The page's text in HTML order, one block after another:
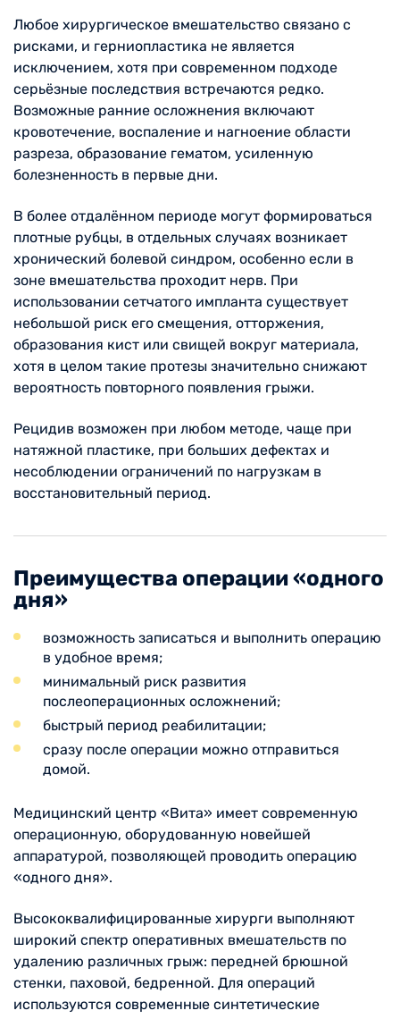
Любое хирургическое вмешательство связано с
рисками, и герниопластика не является
исключением, хотя при современном подходе
серьёзные последствия встречаются редко.
Возможные ранние осложнения включают
кровотечение, воспаление и нагноение области
разреза, образование гематом, усиленную
болезненность в первые дни.
В более отдалённом периоде могут формироваться
плотные рубцы, в отдельных случаях возникает
хронический болевой синдром, особенно если в
зоне вмешательства проходит нерв. При
использовании сетчатого импланта существует
небольшой риск его смещения, отторжения,
образования кист или свищей вокруг материала,
хотя в целом такие протезы значительно снижают
вероятность повторного появления грыжи.
Рецидив возможен при любом методе, чаще при
натяжной пластике, при больших дефектах и
несоблюдении ограничений по нагрузкам в
восстановительный период.
Преимущества операции «одного
дня»
возможность записаться и выполнить операцию
в удобное время;
минимальный риск развития
послеоперационных осложнений;
быстрый период реабилитации;
сразу после операции можно отправиться
домой.
Медицинский центр «Вита» имеет современную
операционную, оборудованную новейшей
аппаратурой, позволяющей проводить операцию
«одного дня».
Высококвалифицированные хирурги выполняют
широкий спектр оперативных вмешательств по
удалению различных грыж: передней брюшной
стенки, паховой, бедренной. Для операций
используются современные синтетические